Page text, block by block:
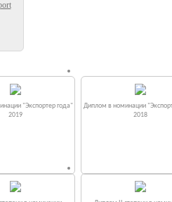
"Экспортер года"
2019
Диплом в номинации
2018